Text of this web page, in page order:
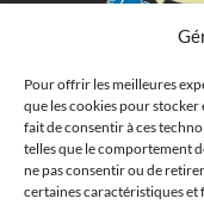
Pour offrir les meilleures
que les cookies pour
fait de consentir à ces
telles que le comportement
ne pas consentir ou de
certaines caractéristiques et